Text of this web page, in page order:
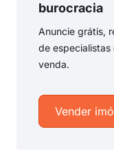
burocracia
Anuncie grátis,
de
venda.
Vender